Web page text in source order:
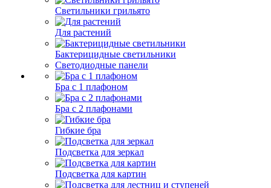
Светильники грильято
Для растений
Бактерицидные светильники
Светодиодные панели
Бра с 1 плафоном
Бра с 2 плафонами
Гибкие бра
Подсветка для зеркал
Подсветка для картин